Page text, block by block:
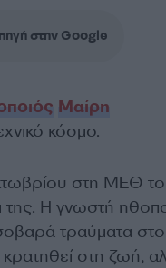
στην Google
Μαίρη
κόσμο.
στη ΜΕΘ
της. Η γνωστή
τραύματα στο
στη ζωή,